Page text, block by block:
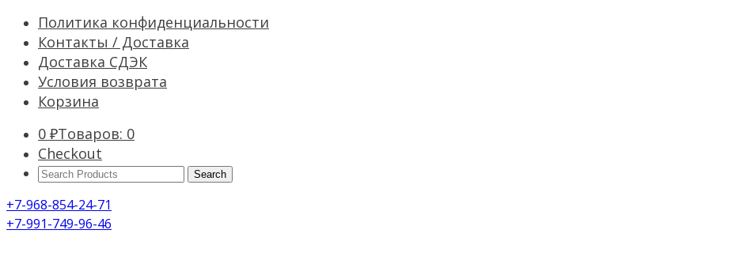
Политика конфиденциальности
Контакты / Доставка
Доставка СДЭК
Условия возврата
Корзина
0 ₽Товаров: 0
Checkout
Search
+7-968-854-24-71
+7-991-749-96-46